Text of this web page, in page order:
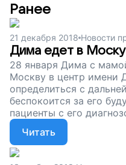
Ранее
21 декабря 2018 Новости
Дима едет в Моску
28 января Дима с
Москву в центр имени
определиться с
беспокоится за его
пациенты с его
лет, лишь некоторые
верим в лучшее,
сложится счастливо.
врачам поставить
Читать